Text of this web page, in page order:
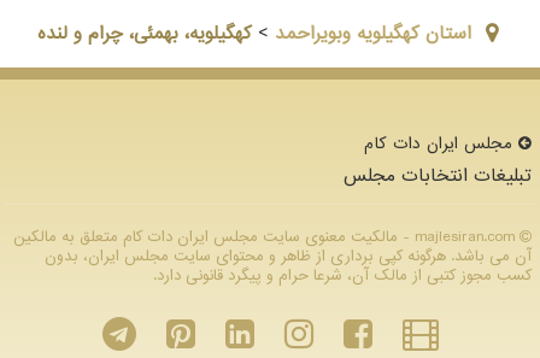
استان كهگيلويه وبويراحمد >کهگیلویه، بهمئی، چرام و لنده
مجلس ایران دات كام
تبلیغات انتخابات مجلس
majlesiran.com - مالکیت معنوی سایت مجلس ایران دات كام متعلق به مالکین
آن می باشد. هرگونه کپی برداری از ظاهر و محتوای سایت مجلس ایران، بدون
کسب مجوز کتبی از مالک آن، شرعا حرام و پیگرد قانونی دارد.